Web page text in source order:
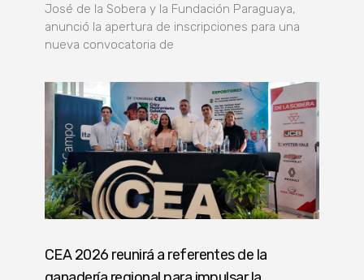
José de la Sobera y la Fundación Paraguaya,
anunció la apertura de inscripciones para una
nueva convocatoria de
CEA 2026 reunirá a referentes de la